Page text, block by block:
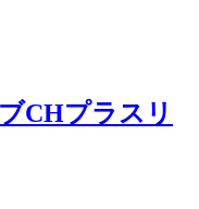
CHプラスリ